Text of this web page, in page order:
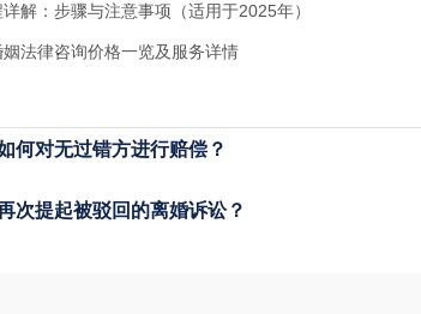
解：步骤与注意事项（适用于2025年）
法律咨询价格一览及服务详情
何对无过错方进行赔偿？
次提起被驳回的离婚诉讼？